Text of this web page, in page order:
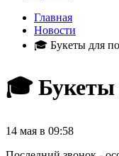
Главная
Новости
🎓 Букеты для
🎓 Букеты
14 мая в 09:58